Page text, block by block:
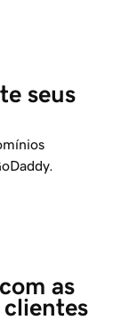
seus
as
clientes